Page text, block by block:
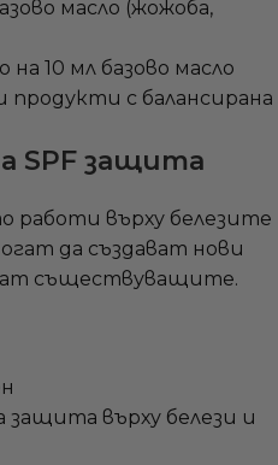
масло (жожоба,
10 мл базово масло
продукти с балансирана
SPF защита
работи върху белезите
да създават нови
съществуващите.
върху белези и